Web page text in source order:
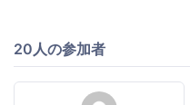
20人の参加者